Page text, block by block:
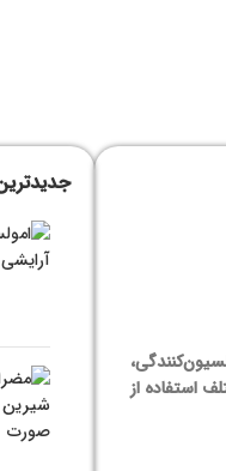
استفاده از